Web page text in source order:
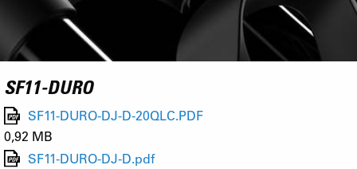
SF11-DURO
SF11-DURO-DJ-D-20QLC.PDF
0,92 MB
SF11-DURO-DJ-D.pdf